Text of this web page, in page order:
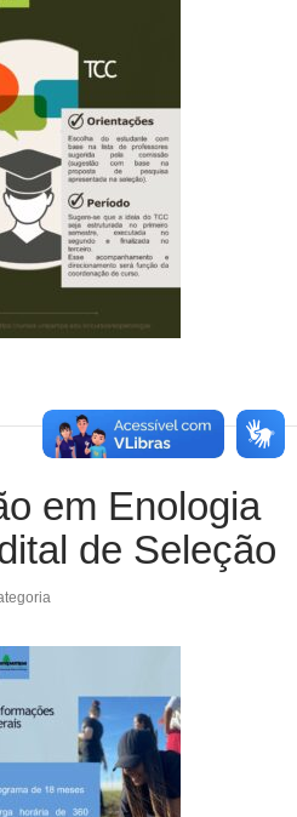
em Enologia
de Seleção